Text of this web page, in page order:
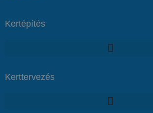
Kertépítés
Kerttervezés